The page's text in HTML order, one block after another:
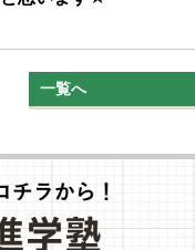
一覧へ